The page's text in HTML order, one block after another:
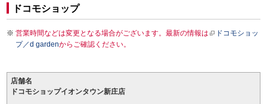
ドコモショップ
営業時間などは変更となる場合がございます。最新の情報は
ドコモショッ
プ／d gardenからご確認ください。
店舗名
ドコモショップイオンタウン新庄店